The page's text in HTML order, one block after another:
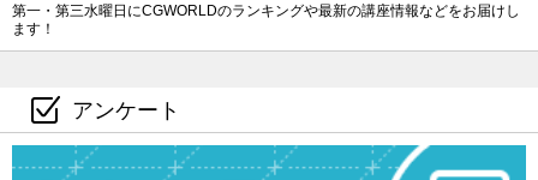
第一・第三水曜日にCGWORLDのランキングや最新の講座情報などをお届けし
ます！
アンケート